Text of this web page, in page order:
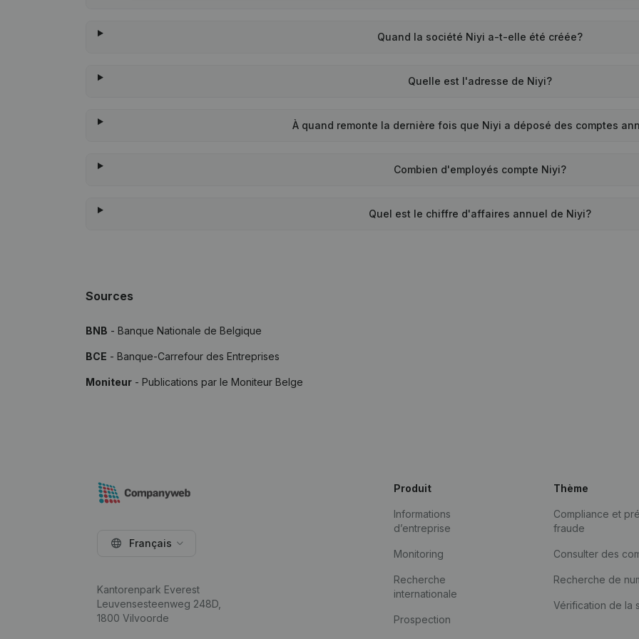
Quand la société Niyi a-t-elle été créée?
Quelle est l'adresse de Niyi?
À quand remonte la dernière fois que Niyi a déposé des comptes
Combien d'employés compte Niyi?
Quel est le chiffre d'affaires annuel de Niyi?
Sources
BNB - Banque Nationale de Belgique
BCE - Banque-Carrefour des Entreprises
Moniteur - Publications par le Moniteur Belge
Français
Kantorenpark Everest
Leuvensesteenweg 248D,
1800 Vilvoorde
Produit
Informations
d’entreprise
Monitoring
Recherche
internationale
Prospection
Thème
Compliance et
fraude
Consulter des
Recherche de
Vérification de la